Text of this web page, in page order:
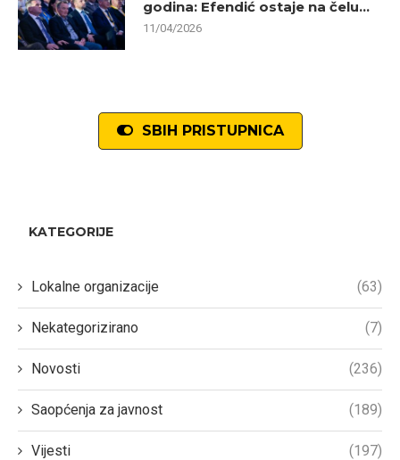
godina: Efendić ostaje na čelu...
11/04/2026
SBIH PRISTUPNICA
KATEGORIJE
Lokalne organizacije (63)
Nekategorizirano (7)
Novosti (236)
Saopćenja za javnost (189)
Vijesti (197)